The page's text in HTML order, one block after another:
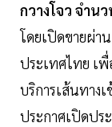
กวางโจว จำน
โดยเปิดขายผ่าน
ประเทศไทย เพื่
บริการเส้นทาง
ประกาศเปิดปร